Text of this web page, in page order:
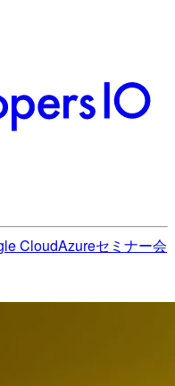
CloudAzureセミナー会